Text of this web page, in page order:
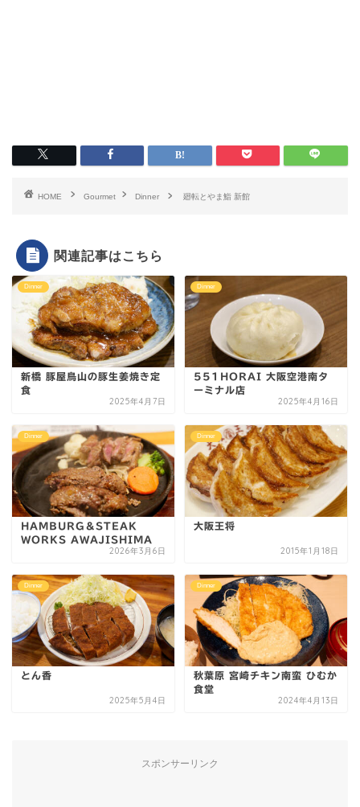
HOME Gourmet Dinner 廻転とやま鮨 新館
関連記事はこちら
Dinner
新橋 豚屋鳥山の豚生姜焼き定
食
2025年4月7日
Dinner
551HORAI 大阪空港南タ
ーミナル店
2025年4月16日
Dinner
HAMBURG＆STEAK
WORKS AWAJISHIMA
2026年3月6日
Dinner
大阪王将
2015年1月18日
Dinner
とん香
2025年5月4日
Dinner
秋葉原 宮崎チキン南蛮 ひむか
食堂
2024年4月13日
スポンサーリンク